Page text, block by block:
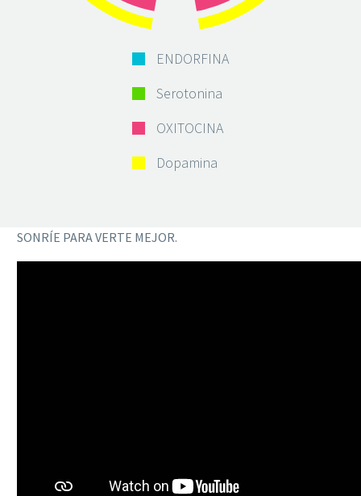
ENDORFINA
Serotonina
OXITOCINA
Dopamina
SONRÍE PARA VERTE MEJOR.